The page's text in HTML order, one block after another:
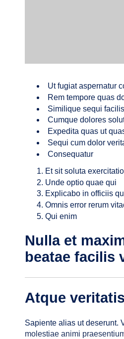
Ut fugiat aspernatur
Rem tempore quas
Similique sequi facilis
Cumque dolores
Expedita quas ut
Sequi cum dolor
Consequatur
Et sit soluta
Unde optio quae qui
Explicabo in officiis
Omnis error rerum
Qui enim
Nulla et
beatae facilis
Atque
Sapiente alias ut deserunt.
molestiae animi